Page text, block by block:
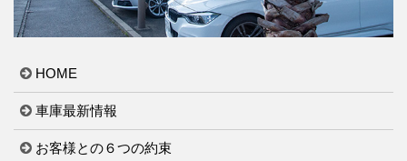
HOME
車庫最新情報
お客様との６つの約束